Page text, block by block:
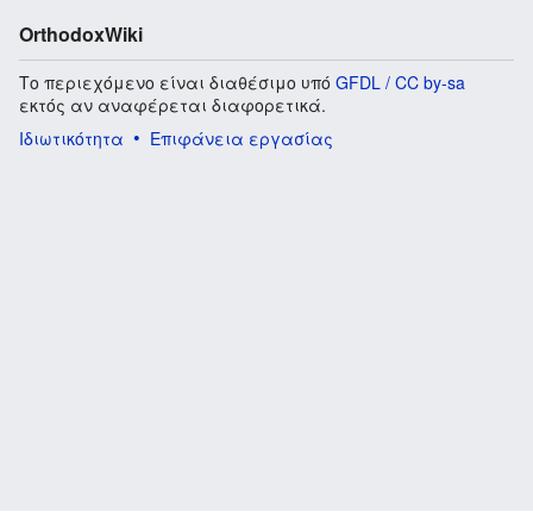
OrthodoxWiki
Το περιεχόμενο είναι διαθέσιμο υπό GFDL / CC by-sa
εκτός αν αναφέρεται διαφορετικά.
Ιδιωτικότητα
Επιφάνεια εργασίας